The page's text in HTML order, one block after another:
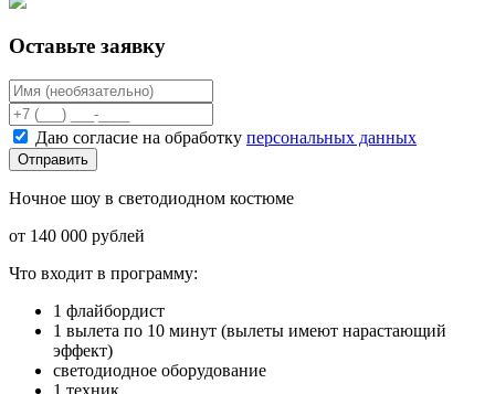
Оставьте заявку
Даю согласие на обработку персональных данных
Отправить
Ночное шоу в светодиодном костюме
от 140 000 рублей
Что входит в программу:
1 флайбордист
1 вылета по 10 минут (вылеты имеют нарастающий
эффект)
светодиодное оборудование
1 техник